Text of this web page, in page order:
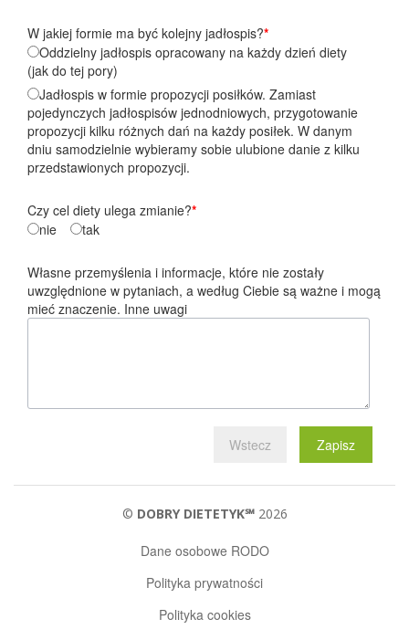
W jakiej formie ma być kolejny jadłospis?*
Oddzielny jadłospis opracowany na każdy dzień diety
(jak do tej pory)
Jadłospis w formie propozycji posiłków. Zamiast
pojedynczych jadłospisów jednodniowych, przygotowanie
propozycji kilku różnych dań na każdy posiłek. W danym
dniu samodzielnie wybieramy sobie ulubione danie z kilku
przedstawionych propozycji.
Czy cel diety ulega zmianie?*
nie
tak
Własne przemyślenia i informacje, które nie zostały
uwzględnione w pytaniach, a według Ciebie są ważne i mogą
mieć znaczenie. Inne uwagi
Wstecz Zapisz
© DOBRY DIETETYK℠2026
Dane osobowe RODO
Polityka prywatności
Polityka cookies